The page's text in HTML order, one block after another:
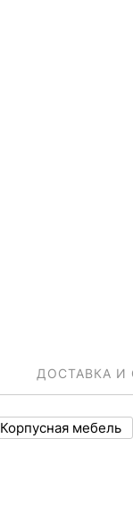
ДОСТАВКА И
Корпусная мебель